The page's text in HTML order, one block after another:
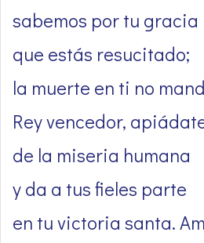
sabemos por tu gracia
que estás resucitado;
la muerte en ti no
Rey vencedor,
de la miseria humana
y da a tus fieles parte
en tu victoria santa.